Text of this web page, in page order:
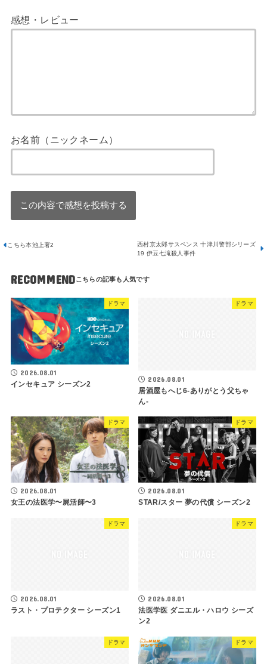
感想・レビュー
お名前（ニックネーム）
こちら本池上署2
西村京太郎サスペンス 十津川警部シリーズ
19 伊豆七滝殺人事件
RECOMMEND
ドラマ
2026.08.01
インセキュア シーズン2
ドラマ
2026.08.01
居酒屋もへじ6-ありがとう父ちゃ
ん-
ドラマ
2026.08.01
女王の法医学〜屍活師〜3
ドラマ
2026.08.01
STAR/スター 夢の代償 シーズン2
ドラマ
2026.08.01
ラスト・プロテクター シーズン1
ドラマ
2026.08.01
法医学医 ダニエル・ハロウ シーズ
ン2
ドラマ ドラマ